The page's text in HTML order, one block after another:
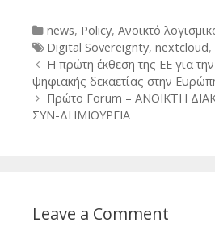
Categories
news, Policy, Ανοικτό
Tags
Digital Sovereignty, nextcloud,
Post
navigation
Η πρώτη έκθεση της ΕΕ για
ψηφιακής δεκαετίας στην
Πρώτο Forum – ΑΝΟΙΚΤΗ
ΣΥΝ-ΔΗΜΙΟΥΡΓΙΑ
Leave a Comment